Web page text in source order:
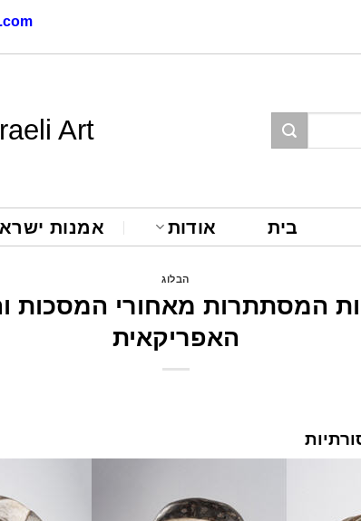
Art
בית אודות אמנות
הבלוג
המסתתרות מאחורי המסכות
האפריקאית